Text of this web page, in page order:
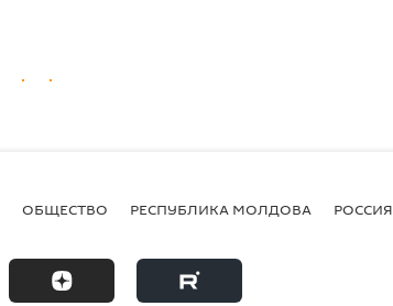
ОБЩЕСТВО РЕСПУБЛИКА МОЛДОВА РОССИЯ